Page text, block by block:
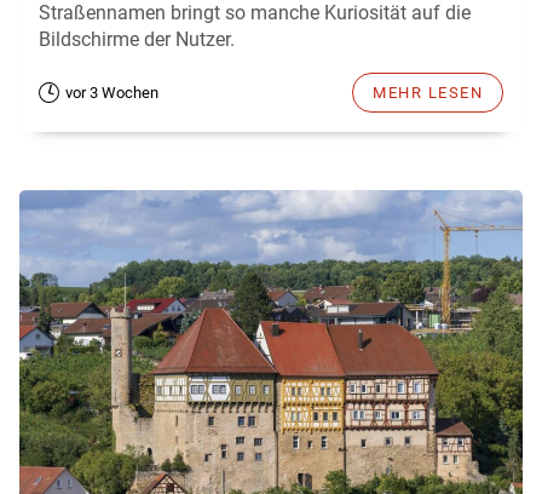
Straßennamen bringt so manche Kuriosität auf die
Bildschirme der Nutzer.
vor 3 Wochen MEHR LESEN